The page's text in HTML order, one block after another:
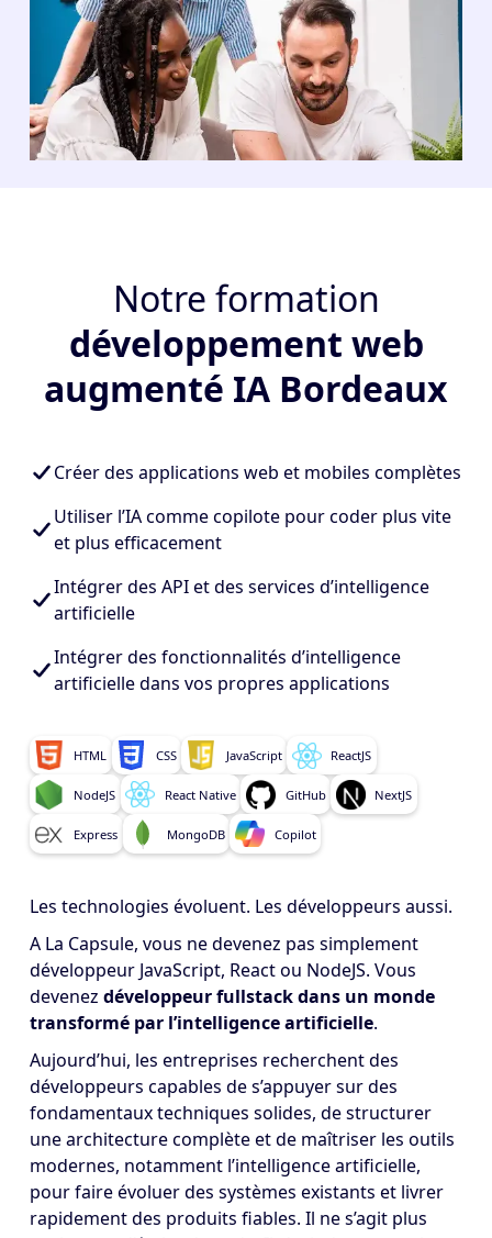
Notre formation
développement web
augmenté IA Bordeaux
Créer des applications web et mobiles complètes
Utiliser l’IA comme copilote pour coder plus vite
et plus efficacement
Intégrer des API et des services d’intelligence
artificielle
Intégrer des fonctionnalités d’intelligence
artificielle dans vos propres applications
HTML CSS JavaScript ReactJS
NodeJS React Native GitHub NextJS
Express MongoDB Copilot
Les technologies évoluent. Les développeurs aussi.
A La Capsule, vous ne devenez pas simplement
développeur JavaScript, React ou NodeJS. Vous
devenez développeur fullstack dans un monde
transformé par l’intelligence artificielle.
Aujourd’hui, les entreprises recherchent des
développeurs capables de s’appuyer sur des
fondamentaux techniques solides, de structurer
une architecture complète et de maîtriser les outils
modernes, notamment l’intelligence artificielle,
pour faire évoluer des systèmes existants et livrer
rapidement des produits fiables. Il ne s’agit plus